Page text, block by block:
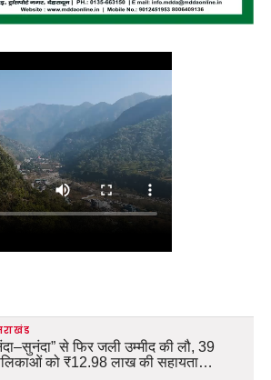
से फिर जली उम्मीद की लौ, 39
को ₹12.98 लाख की सहायता…